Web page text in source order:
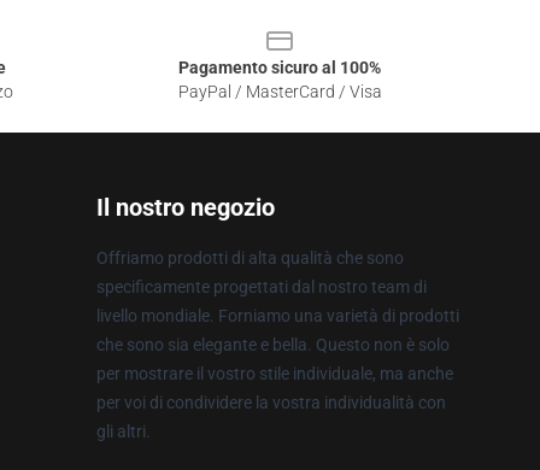
Pagamento sicuro al 100%
PayPal / MasterCard / Visa
Il nostro negozio
Offriamo prodotti di alta qualità che sono
specificamente progettati dal nostro team di
livello mondiale. Forniamo una varietà di prodotti
che sono sia elegante e bella. Questo non è solo
per mostrare il vostro stile individuale, ma anche
per voi di condividere la vostra individualità con
gli altri.